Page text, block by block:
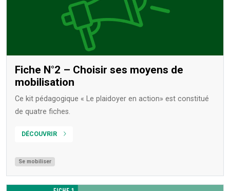
Fiche N°2 – Choisir ses moyens de
mobilisation
Ce kit pédagogique « Le plaidoyer en action» est constitué
de quatre fiches.
DÉCOUVRIR
Se mobiliser